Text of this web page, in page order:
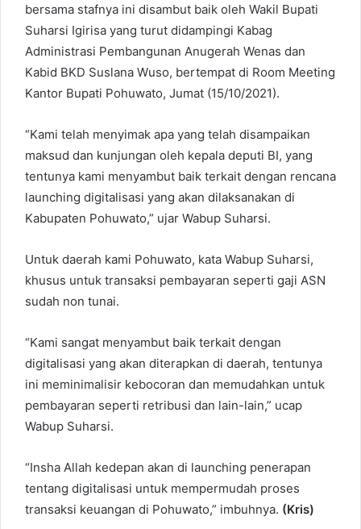
bersama stafnya ini disambut baik oleh Wakil Bupati
Suharsi Igirisa yang turut didampingi Kabag
Administrasi Pembangunan Anugerah Wenas dan
Kabid BKD Suslana Wuso, bertempat di Room Meeting
Kantor Bupati Pohuwato, Jumat (15/10/2021).
“Kami telah menyimak apa yang telah disampaikan
maksud dan kunjungan oleh kepala deputi BI, yang
tentunya kami menyambut baik terkait dengan rencana
launching digitalisasi yang akan dilaksanakan di
Kabupaten Pohuwato,” ujar Wabup Suharsi.
Untuk daerah kami Pohuwato, kata Wabup Suharsi,
khusus untuk transaksi pembayaran seperti gaji ASN
sudah non tunai.
“Kami sangat menyambut baik terkait dengan
digitalisasi yang akan diterapkan di daerah, tentunya
ini meminimalisir kebocoran dan memudahkan untuk
pembayaran seperti retribusi dan lain-lain,” ucap
Wabup Suharsi.
“Insha Allah kedepan akan di launching penerapan
tentang digitalisasi untuk mempermudah proses
transaksi keuangan di Pohuwato,” imbuhnya. (Kris)